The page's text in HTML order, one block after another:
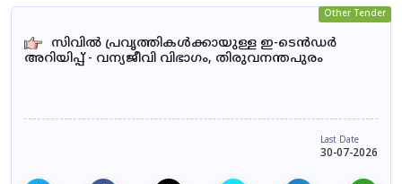
Other Tender
സിവിൽ പ്രവൃത്തികൾക്കായുള്ള ഇ-ടെൻഡർ
അറിയിപ്പ് - വന്യജീവി വിഭാഗം, തിരുവനന്തപുരം
Last Date
30-07-2026